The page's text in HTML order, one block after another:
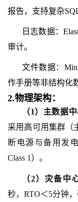
报告，支持复杂
日志数据：
审计。
文件数据：
作手册等非结构化
2.物理架构：
（1） 主数据
采用高可用集群（
断电源与备用发
Class 1）。
（2） 灾备中
秒，RTO＜5分钟